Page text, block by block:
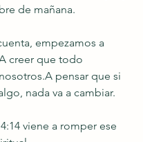
de mañana.
empezamos a
creer que todo
pensar que si
nada va a cambiar.
viene a romper ese